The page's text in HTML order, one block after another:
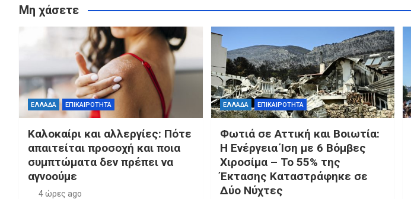
Μη χάσετε
ΕΛΛΑΔΑ ΕΠΙΚΑΙΡΟΤΗΤΑ
Καλοκαίρι και αλλεργίες: Πότε
απαιτείται προσοχή και ποια
συμπτώματα δεν πρέπει να
αγνοούμε
4 ώρες ago
ΕΛΛΑΔΑ ΕΠΙΚΑΙΡΟΤΗΤΑ
Φωτιά σε Αττική και Βοιωτία:
Η Ενέργεια Ίση με 6 Βόμβες
Χιροσίμα – Το 55% της
Έκτασης Καταστράφηκε σε
Δύο Νύχτες